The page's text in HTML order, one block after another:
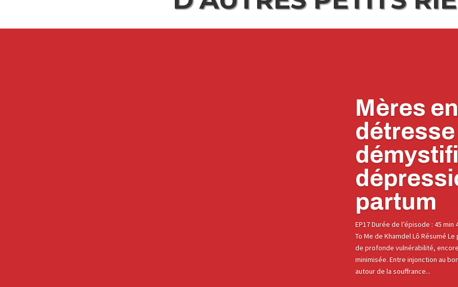
Mères en
détresse
partum
EP17 Durée de l’épisode : 45
To Me de Khamdel Lô Résumé
de profonde vulnérabilité,
minimisée. Entre injonction au
autour de la souffrance...